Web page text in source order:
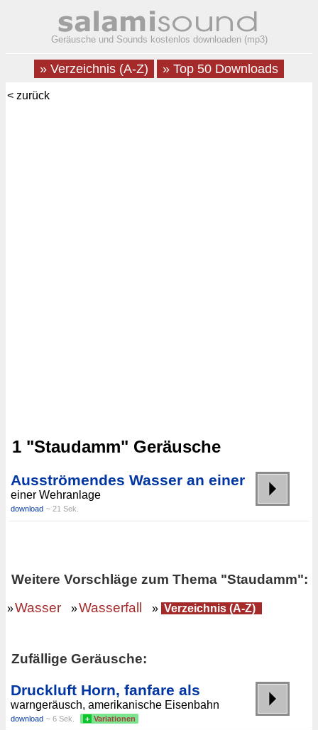
Geräusche und Sounds kostenlos downloaden (mp3)
» Verzeichnis (A-Z) » Top 50 Downloads
< zurück
1 "Staudamm" Geräusche
Ausströmendes Wasser an einer
einer Wehranlage
download ~ 21 Sek.
Weitere Vorschläge zum Thema "Staudamm":
»Wasser »Wasserfall » Verzeichnis (A-Z)
Zufällige Geräusche:
Druckluft Horn, fanfare als
warngeräusch, amerikanische Eisenbahn
download ~ 6 Sek. + Variationen